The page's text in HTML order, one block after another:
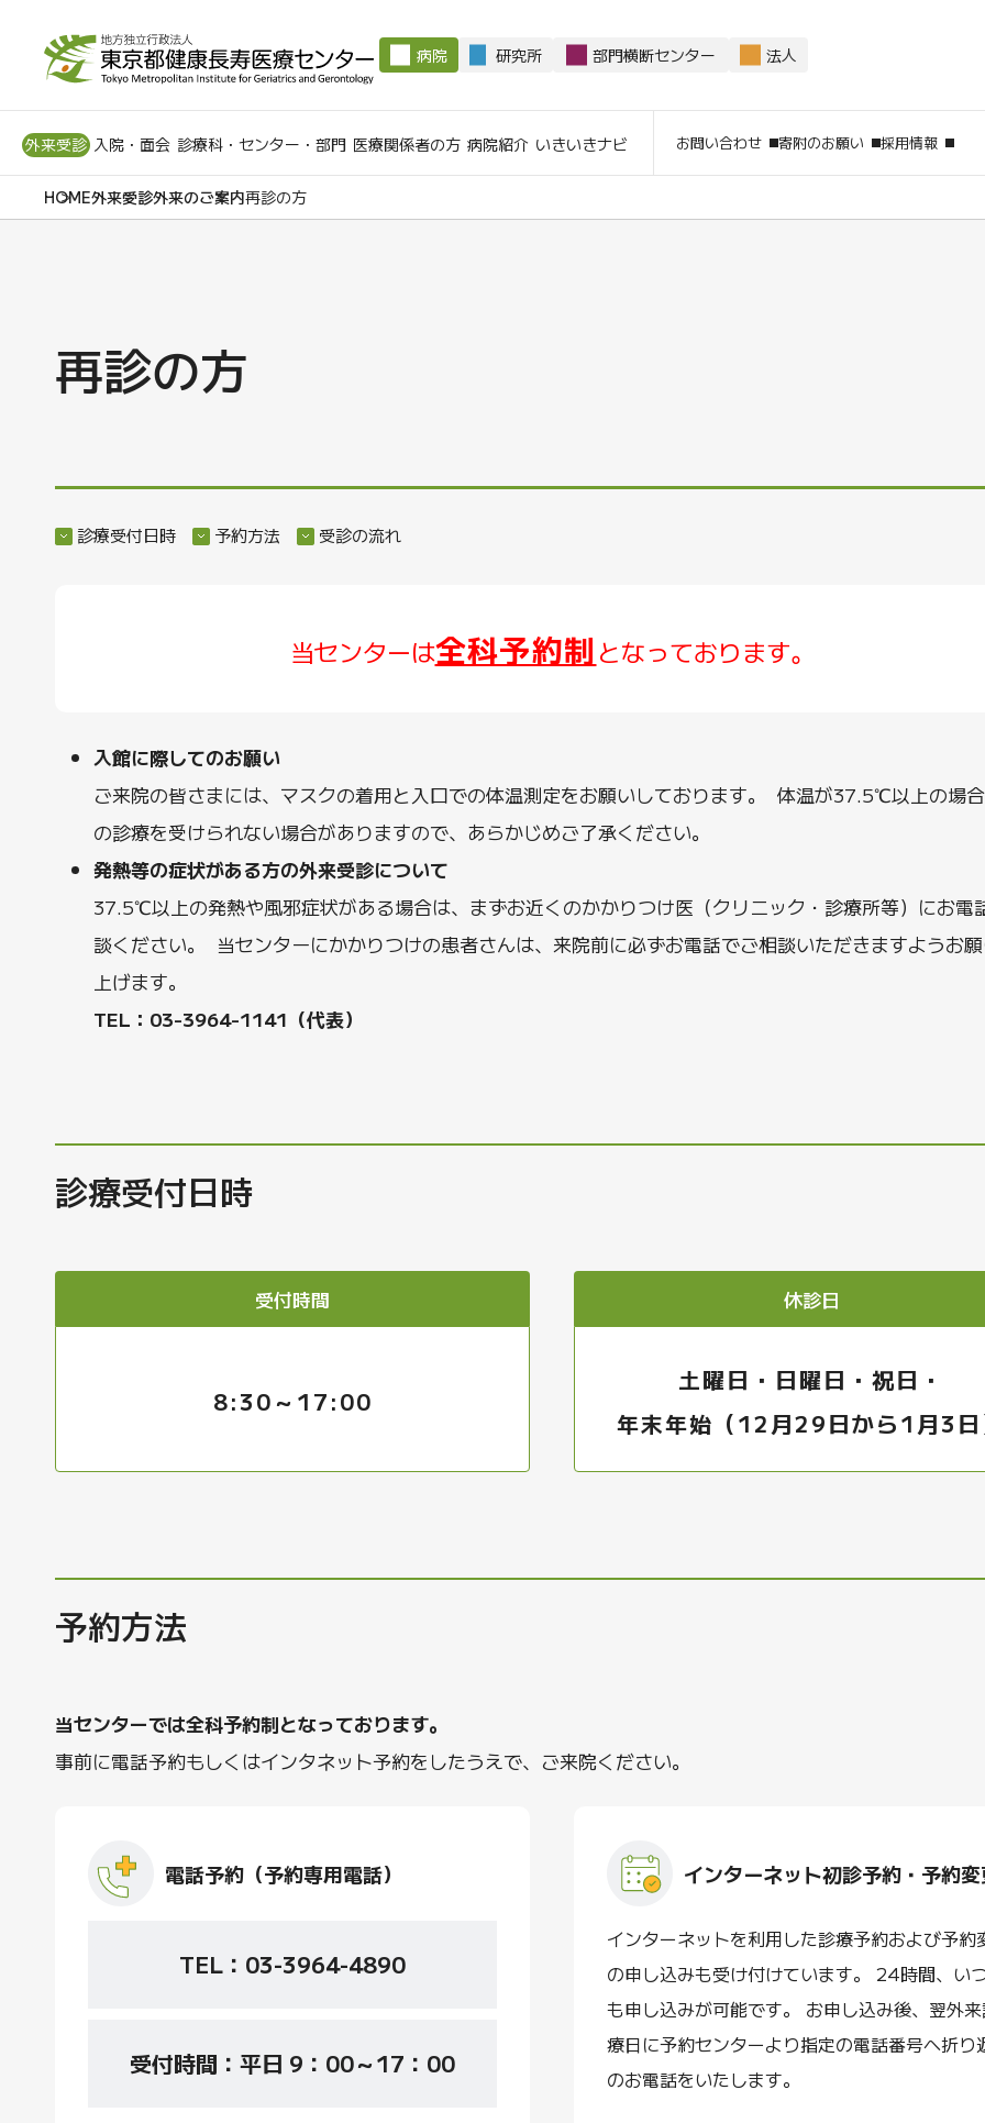
病院 研究所 部門横断センター 法人
外来受診 入院・面会 診療科・センター・部門 医療関係者の方 病院紹介 いきいきナビ お問い合わせ 寄附のお願い 採用情報
外来受診外来のご案内再診の方
再診の方
診療受付日時 予約方法 受診の流れ
当センターは全科予約制 となっております。
入館に際してのお願い
ご来院の皆さまには、マスクの着用と入口での体温測定をお願いしております。 体温が37.5℃以上の場
の診療を受けられない場合がありますので、あらかじめご了承ください。
発熱等の症状がある方の外来受診について
37.5℃以上の発熱や風邪症状がある場合は、まずお近くのかかりつけ医（クリニック・診療所等）にお電
談ください。 当センターにかかりつけの患者さんは、来院前に必ずお電話でご相談いただきますようお
上げます。
TEL： 03-3964-1141 （代表）
診療受付日時
受付時間
8:30～17:00
休診日
土曜日・日曜日・祝日・
年末年始（12月29日から1月3
予約方法
当センターでは全科予約制となっております。
事前に電話予約もしくはインタネット予約をしたうえで、ご来院ください。
電話予約（予約専用電話）
TEL： 03-3964-4890
受付時間：平日 9：00～17：00
インターネット初診予約・予約
インターネットを利用した診療予約および予約
の申し込みも受け付けています。 24時間、い
も申し込みが可能です。 お申し込み後、翌外
療日に予約センターより指定の電話番号へ折り
のお電話をいたします。